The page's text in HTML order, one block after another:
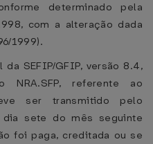
determinado pela
com a alteração dada
1999).
SEFIP/GFIP, versão 8.4,
NRA.SFP, referente ao
ser transmitido pelo
sete do mês seguinte
foi paga, creditada ou se